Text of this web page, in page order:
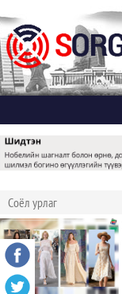
Соёл урлаг